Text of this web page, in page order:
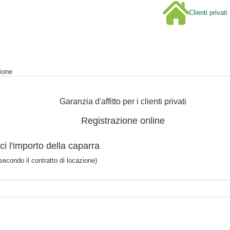
Clienti privati
Garanzia d'affitto per i clienti privati
Registrazione online
l'importo della caparra
il contratto di locazione)